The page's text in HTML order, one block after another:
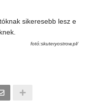
sikeresebb lesz e
fotó:skuteryostrow.pl/